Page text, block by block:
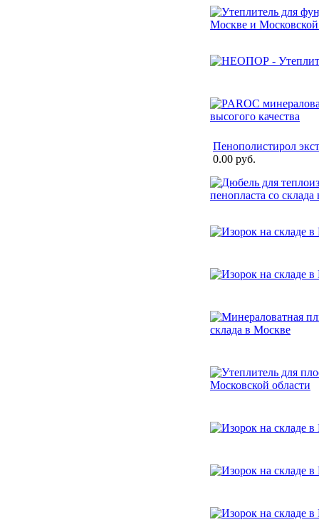
Пенополистирол
0.00 руб.